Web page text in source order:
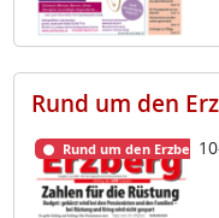
Rund um den
Rund um den Erzberg